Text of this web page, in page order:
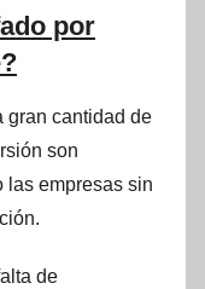
por
gran cantidad de
son
las empresas sin
de